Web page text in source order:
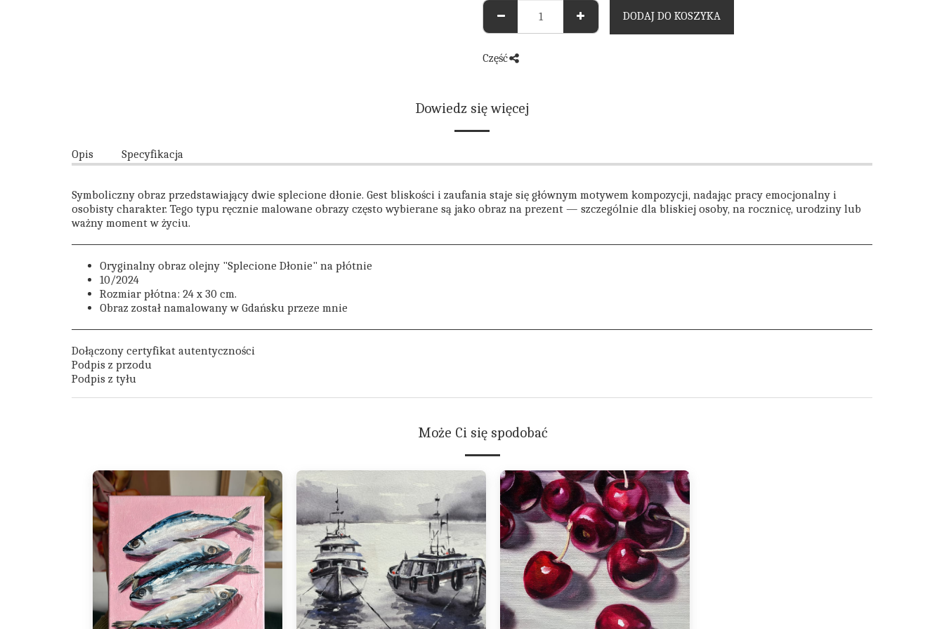
DODAJ DO KOSZYKA
Część
Dowiedz się więcej
Opis Specyfikacja
Symboliczny obraz przedstawiający dwie splecione dłonie. Gest bliskości i zaufania staje się głównym motywem kompozycji, nadając pracy emocjonalny i
osobisty charakter. Tego typu ręcznie malowane obrazy często wybierane są jako obraz na prezent — szczególnie dla bliskiej osoby, na rocznicę, urodziny lub
ważny moment w życiu.
Oryginalny obraz olejny "Splecione Dłonie" na płótnie
10/2024
Rozmiar płótna: 24 x 30 cm.
Obraz został namalowany w Gdańsku przeze mnie
Dołączony certyfikat autentyczności
Podpis z przodu
Podpis z tyłu
Może Ci się spodobać